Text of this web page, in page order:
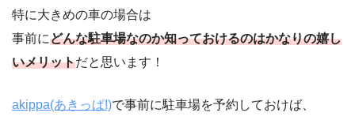
特に大きめの車の場合は
事前にどんな駐車場なのか知っておけるのはかなりの嬉し
いメリットだと思います！
akippa(あきっぱ!)で事前に駐車場を予約しておけば、